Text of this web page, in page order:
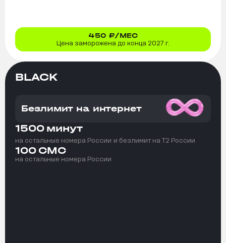
450 ₽/МЕС
Цена заморожена до конца 2027 г.
BLACK
Безлимит на интернет
1500 минут
на остальные номера России и безлимит на T2 России
100 СМС
на остальные номера России